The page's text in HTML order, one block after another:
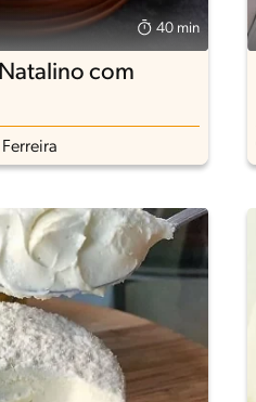
40 min
com